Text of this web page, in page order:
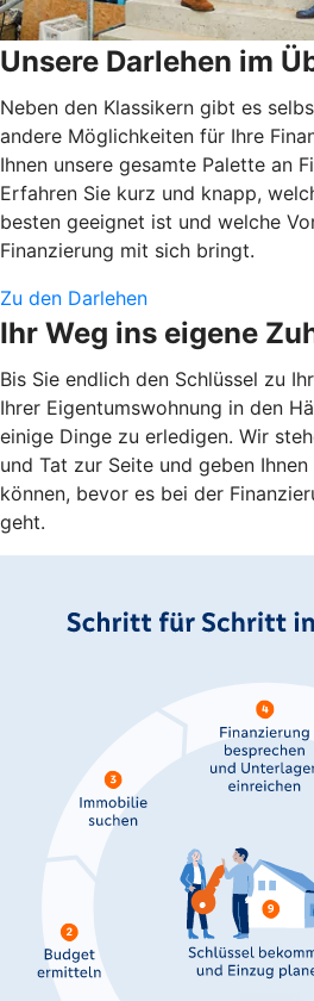
Unsere Darlehen im
Neben den Klassikern gibt es
andere Möglichkeiten für Ihre
Ihnen unsere gesamte Palette an
Erfahren Sie kurz und knapp,
besten geeignet ist und welche
Finanzierung mit sich bringt.
Zu den Darlehen
Ihr Weg ins eigene
Bis Sie endlich den Schlüssel zu
Ihrer Eigentumswohnung in den
einige Dinge zu erledigen. Wir
und Tat zur Seite und geben
können, bevor es bei der
geht.